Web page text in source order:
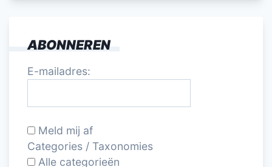
ABONNEREN
E-mailadres:
Meld mij af
Categories / Taxonomies
Alle categorieën